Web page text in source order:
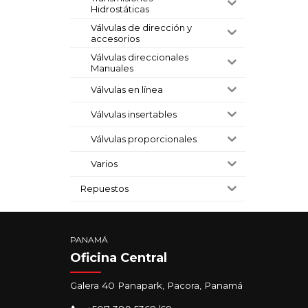
Hidrostáticas
Válvulas de dirección y
accesorios
Válvulas direccionales
Manuales
Válvulas en línea
Válvulas insertables
Válvulas proporcionales
Varios
Repuestos
PANAMÁ
Oficina Central
Galera 40 Panapark, Pacora, Panamá